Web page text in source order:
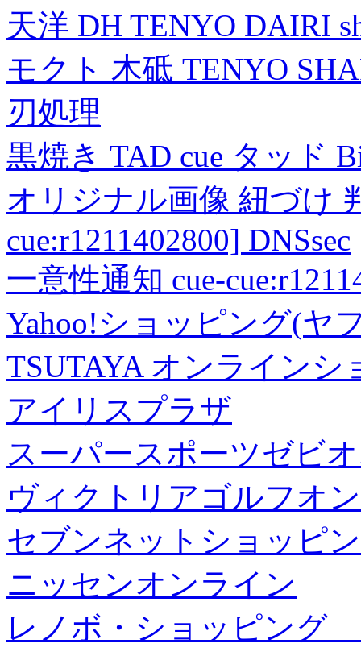
天洋 DH TENYO DAIRI
モクト 木砥 TENYO
刃処理
黒焼き TAD cue タッド
オリジナル画像 紐づけ
cue:r1211402800] DNSsec
一意性通知 cue-
Yahoo!ショッピング(ヤ
TSUTAYA オンラインシ
アイリスプラザ
スーパースポーツゼビ
ヴィクトリアゴルフオ
セブンネットショッピ
ニッセンオンライン
レノボ・ショッピング